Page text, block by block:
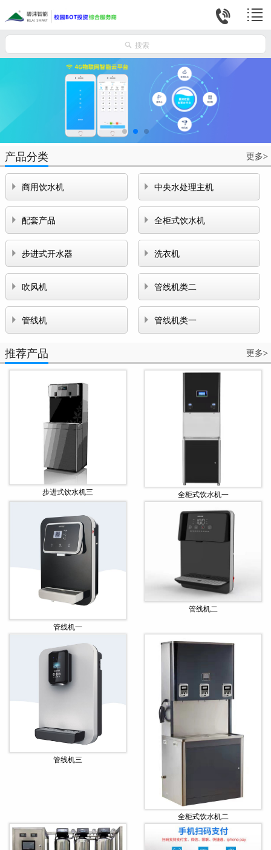


 搜索
产品分类 更多>
 商用饮水机  中央水处理主机
 配套产品  全柜式饮水机
 步进式开水器  洗衣机
 吹风机  管线机类二
 管线机  管线机类一
推荐产品 更多>
步进式饮水机三 全柜式饮水机一
管线机一
管线机二
管线机三
全柜式饮水机二